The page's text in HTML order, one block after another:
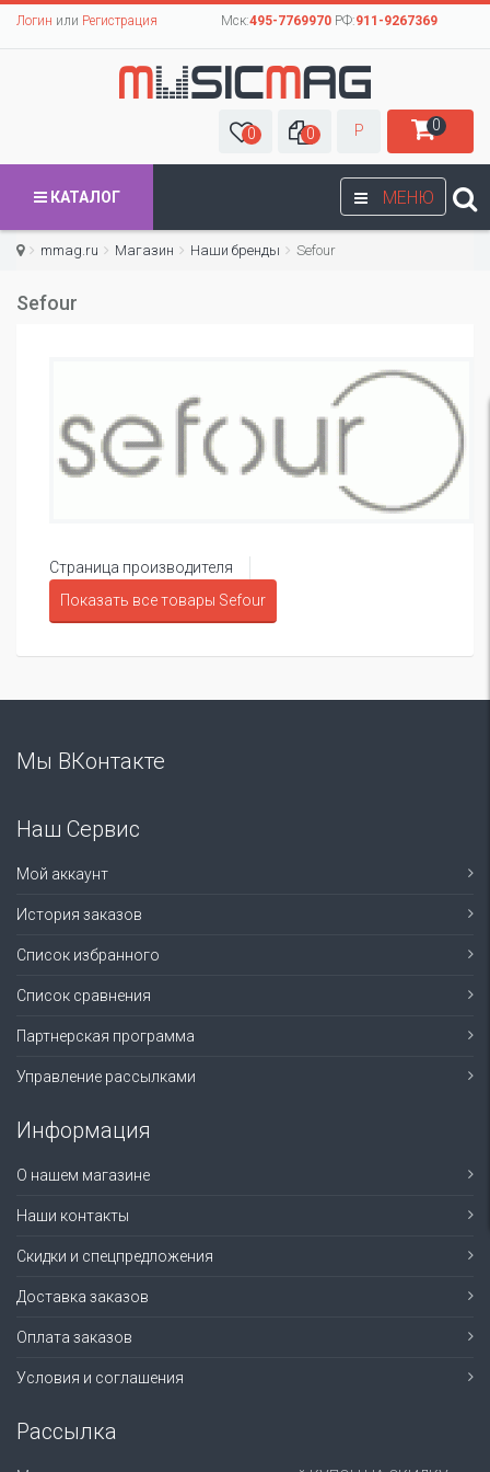
Логин или Регистрация Мск:495-7769970РФ:911-9267369
0 0 Р 0
МЕНЮ
КАТАЛОГ
mmag.ru Магазин Наши бренды Sefour
Sefour
Страница производителя
Показать все товары Sefour
Мы ВКонтакте
Наш Сервис
Мой аккаунт
История заказов
Список избранного
Список сравнения
Партнерская программа
Управление рассылками
Информация
О нашем магазине
Наши контакты
Скидки и спецпредложения
Доставка заказов
Оплата заказов
Условия и соглашения
Рассылка